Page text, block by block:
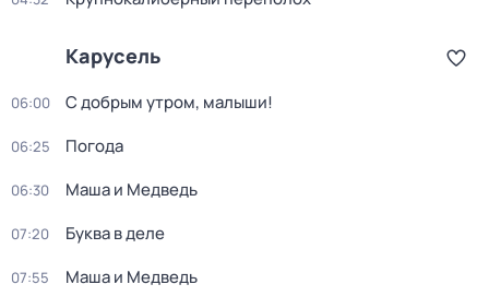
Карусель
06:00 С добрым утром, малыши!
06:25 Погода
06:30 Маша и Медведь
07:20 Буква в деле
07:55 Маша и Медведь